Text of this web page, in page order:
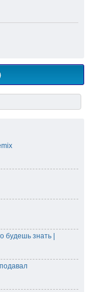
будешь знать |